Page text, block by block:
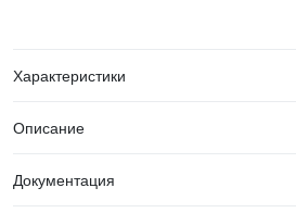
Характеристики
Описание
Документация